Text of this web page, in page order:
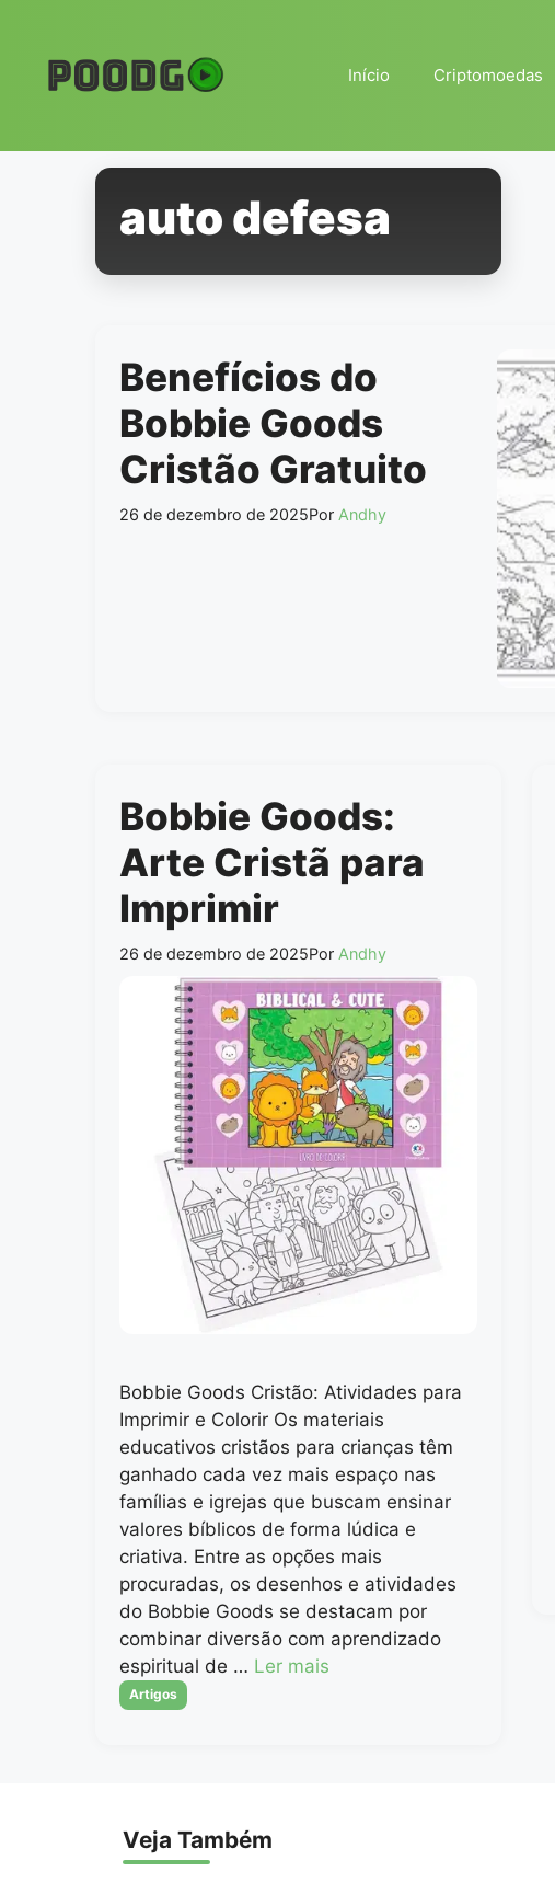
conteúdo
Início Criptomoedas
auto defesa
Benefícios do
Bobbie Goods
Cristão Gratuito
26 de dezembro de 2025Por Andhy
Bobbie Goods:
Arte Cristã para
Imprimir
26 de dezembro de 2025Por Andhy
Bobbie Goods Cristão: Atividades para
Imprimir e Colorir Os materiais
educativos cristãos para crianças têm
ganhado cada vez mais espaço nas
famílias e igrejas que buscam ensinar
valores bíblicos de forma lúdica e
criativa. Entre as opções mais
procuradas, os desenhos e atividades
do Bobbie Goods se destacam por
combinar diversão com aprendizado
espiritual de … Ler mais
Categorias
Artigos
Veja Também